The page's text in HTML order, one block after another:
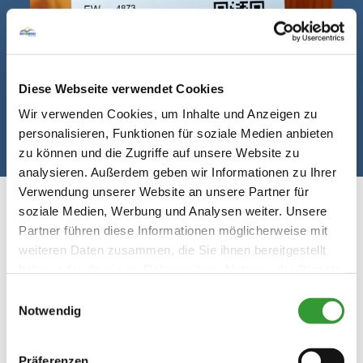
Diese Webseite verwendet Cookies
Wir verwenden Cookies, um Inhalte und Anzeigen zu
personalisieren, Funktionen für soziale Medien anbieten
zu können und die Zugriffe auf unsere Website zu
analysieren. Außerdem geben wir Informationen zu Ihrer
Verwendung unserer Website an unsere Partner für
soziale Medien, Werbung und Analysen weiter. Unsere
Partner führen diese Informationen möglicherweise mit
weiteren Daten zusammen, die Sie ihnen bereitgestellt
Notwendig
nur im Rahmen der geführten
©
Card im Winter (Auszug)